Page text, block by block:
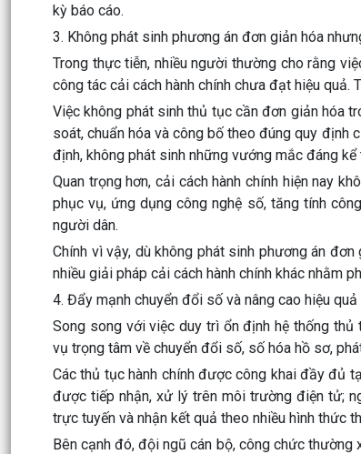
kỳ báo cáo.
3. Không phát sinh phương án đơn giản hóa
Trong thực tiễn, nhiều người thường cho rằng
công tác cải cách hành chính chưa đạt hiệu quả.
Việc không phát sinh thủ tục cần đơn giản hóa
soát, chuẩn hóa và công bố theo đúng quy định
định, không phát sinh những vướng mắc đáng
Quan trọng hơn, cải cách hành chính hiện nay
phục vụ, ứng dụng công nghệ số, tăng tính
người dân.
Chính vì vậy, dù không phát sinh phương án
nhiều giải pháp cải cách hành chính khác nhằm
4. Đẩy mạnh chuyển đổi số và nâng cao hiệu
Song song với việc duy trì ổn định hệ thống thủ
vụ trọng tâm về chuyển đổi số, số hóa hồ sơ,
Các thủ tục hành chính được công khai đầy đủ
được tiếp nhận, xử lý trên môi trường điện tử;
trực tuyến và nhận kết quả theo nhiều hình thức
Bên cạnh đó, đội ngũ cán bộ, công chức